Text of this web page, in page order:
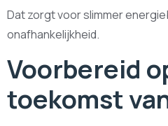
Dat zorgt voor slimmer
onafhankelijkheid.
Voorbereid
toekomst